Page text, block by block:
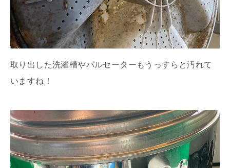
取り出した洗濯槽やパルセーターもうっすらと汚れて
いますね！